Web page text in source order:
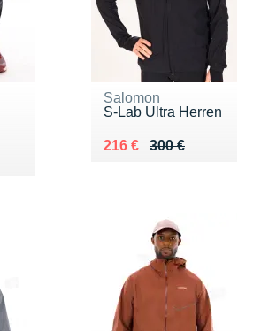
Salomon
S-Lab Ultra Herren
300 €
Au lieu de 300 €
216 €
Vendu 216 €